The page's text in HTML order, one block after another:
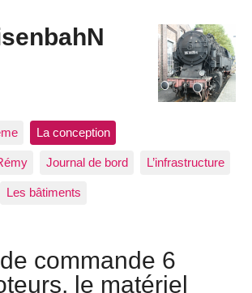
La conception
Journal de bord L’infrastructure
Les bâtiments
commande 6
le matériel